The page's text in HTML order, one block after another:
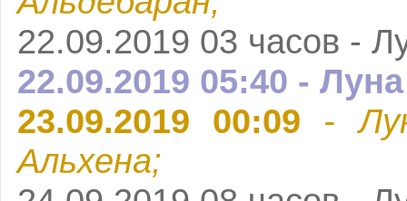
22.09.2019 03 часов -
22.09.2019 05:40 -
23.09.2019 00:09 -
Альхена;